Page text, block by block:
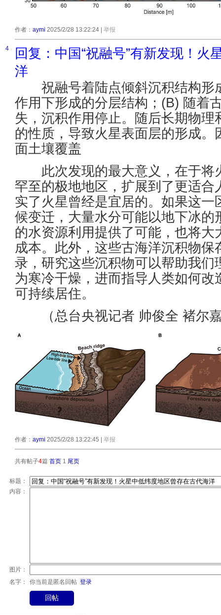
作者： aymi 2025/2/28 13:22:24 举报
4
回复：中国“祝融号”有新发现！火
洋
祝融号着陆点倾斜沉积结构形
作用下形成的分层结构；(B) 随着
失，沉积作用停止。随后长期物
的性质，导致火星表面层的形成
面土壤覆盖
此次发现的最大意义，在于将
罕至的极地地区，扩展到了更适
实了火星曾经是宜居的。如果这
候变迁，大量水分可能以地下冰
的水资源利用提供了可能，也将
成本。此外，这些古海洋沉积物
录，研究这些沉积物可以帮助我
为寒冷干燥，进而指导人类如何
可持续居住。
（总台央视记者 帅俊全 褚尔
作者： aymi 2025/2/28 13:22:45 举报
共有帖子4篇 首页 1 尾页
标题：
内容：
图片：
名字：
你当前是匿名回帖 登录